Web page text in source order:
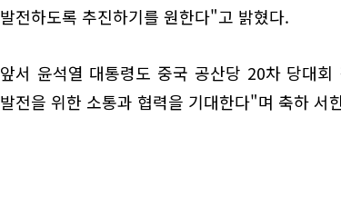
발전하도록 추진하기를 원한다"고 밝혔다.
앞서 윤석열 대통령도 중국 공산당 20차 당대
발전을 위한 소통과 협력을 기대한다"며 축하 서